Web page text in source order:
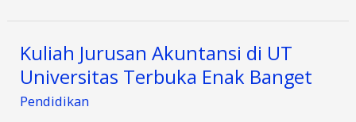
Ada
Magang,
dan
KKN,
Kuliah Jurusan Akuntansi di UT
Universitas Terbuka Enak Banget
Pendidikan